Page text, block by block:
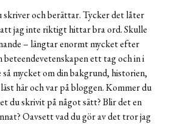
skriver och berättar. Tycker det låter
jag inte riktigt hittar bra ord. Skulle
– längtar enormt mycket efter
ett tag och in i
mycket om din bakgrund, historien,
här och var på bloggen. Kommer du
du skrivit på något sätt? Blir det en
Oavsett vad du gör av det tror jag